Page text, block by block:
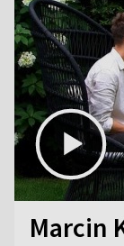
Marcin